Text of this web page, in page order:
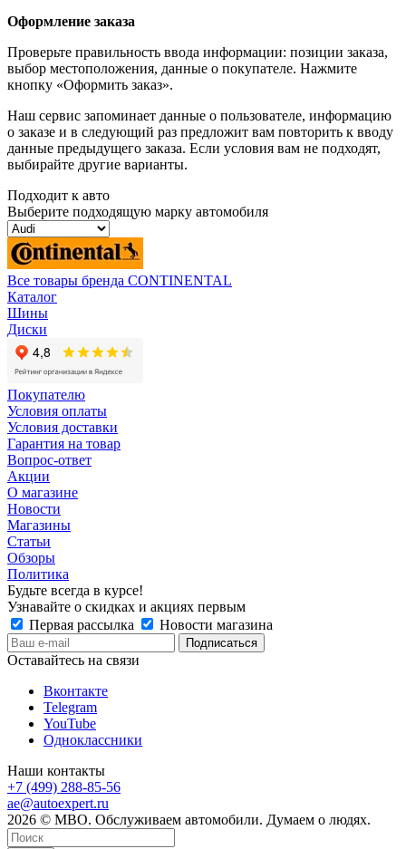
Оформление заказа
Проверьте правильность ввода информации: позиции заказа,
выбор местоположения, данные о покупателе. Нажмите
кнопку «Оформить заказ».
Наш сервис запоминает данные о пользователе, информацию
о заказе и в следующий раз предложит вам повторить к вводу
данные предыдущего заказа. Если условия вам не подходят,
выбирайте другие варианты.
Подходит к авто
Выберите подходящую марку автомобиля
Все товары бренда CONTINENTAL
Каталог
Шины
Диски
Покупателю
Условия оплаты
Условия доставки
Гарантия на товар
Вопрос-ответ
Акции
О магазине
Новости
Магазины
Статьи
Обзоры
Политика
Будьте всегда в курсе!
Узнавайте о скидках и акциях первым
Первая рассылка
Новости магазина
Оставайтесь на связи
Вконтакте
Telegram
YouTube
Одноклассники
Наши контакты
+7 (499) 288-85-56
ae@autoexpert.ru
2026 © МВО. Обслуживаем автомобили. Думаем о людях.